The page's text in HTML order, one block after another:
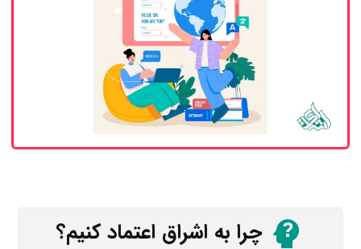
چرا به اشراق اعتماد کنیم؟